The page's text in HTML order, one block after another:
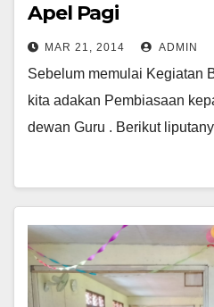
Apel Pagi
MAR 21, 2014 ADMIN
Sebelum memulai Kegiatan
kita adakan Pembiasaan
dewan Guru . Berikut